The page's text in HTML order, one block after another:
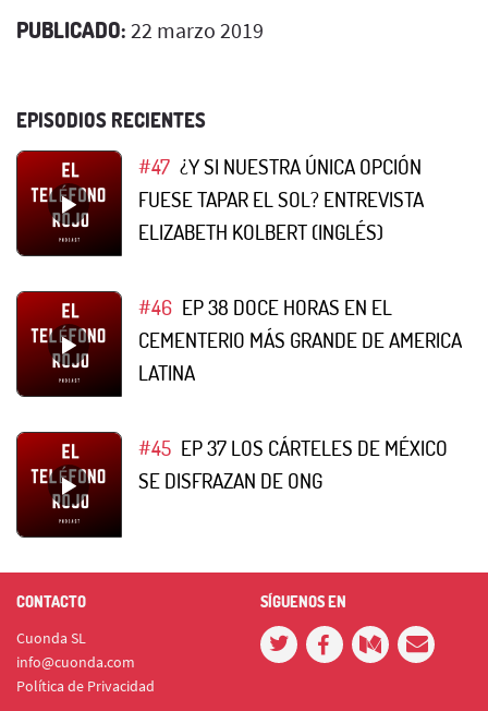
PUBLICADO: 22 marzo 2019
EPISODIOS RECIENTES
#47 ¿Y SI NUESTRA ÚNICA OPCIÓN
FUESE TAPAR EL SOL? ENTREVISTA
ELIZABETH KOLBERT (INGLÉS)
#46 EP 38 DOCE HORAS EN EL
CEMENTERIO MÁS GRANDE DE AMERICA
LATINA
#45 EP 37 LOS CÁRTELES DE MÉXICO
SE DISFRAZAN DE ONG
CONTACTO
Cuonda SL
info@cuonda.com
Política de Privacidad
SÍGUENOS EN